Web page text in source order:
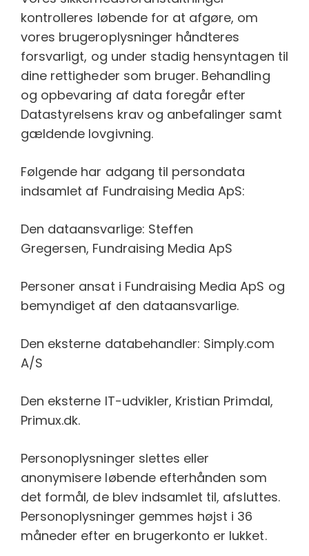
kontrolleres løbende for at afgøre, om
vores brugeroplysninger håndteres
forsvarligt, og under stadig hensyntagen til
dine rettigheder som bruger. Behandling
og opbevaring af data foregår efter
Datastyrelsens krav og anbefalinger samt
gældende lovgivning.
Følgende har adgang til persondata
indsamlet af Fundraising Media ApS:
Den dataansvarlige: Steffen
Gregersen, Fundraising Media ApS
Personer ansat i Fundraising Media ApS og
bemyndiget af den dataansvarlige.
Den eksterne databehandler: Simply.com
A/S
Den eksterne IT-udvikler, Kristian Primdal,
Primux.dk.
Personoplysninger slettes eller
anonymisere løbende efterhånden som
det formål, de blev indsamlet til, afsluttes.
Personoplysninger gemmes højst i 36
måneder efter en brugerkonto er lukket.